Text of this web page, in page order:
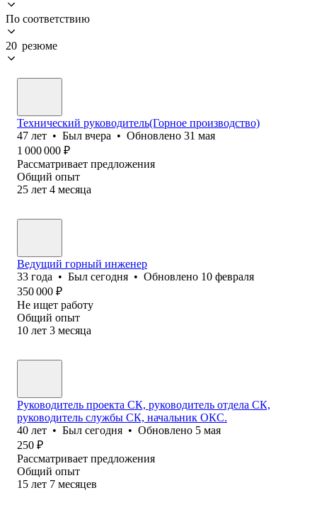
По соответствию
20 резюме
Технический руководитель(Горное производство)
47 лет • Был вчера • Обновлено 31 мая
1 000 000 ₽
Рассматривает предложения
Общий опыт
25 лет 4 месяца
Ведущий горный инженер
33 года • Был сегодня • Обновлено 10 февраля
350 000 ₽
Не ищет работу
Общий опыт
10 лет 3 месяца
Руководитель проекта СК, руководитель отдела СК,
руководитель службы СК, начальник ОКС.
40 лет • Был сегодня • Обновлено 5 мая
250 ₽
Рассматривает предложения
Общий опыт
15 лет 7 месяцев